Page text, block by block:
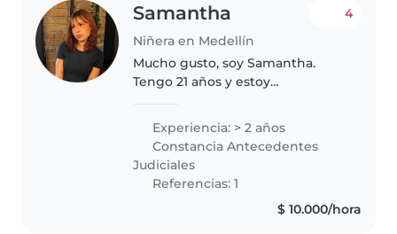
Samantha
Niñera en Medellín
4
Mucho gusto, soy Samantha.
Tengo 21 años y estoy
mujer cariñosa, tierna y atenta.
Me encanta escuchar música,
leer,..
Experiencia: > 2 años
Constancia Antecedentes
Judiciales
Referencias: 1
$ 10.000/hora